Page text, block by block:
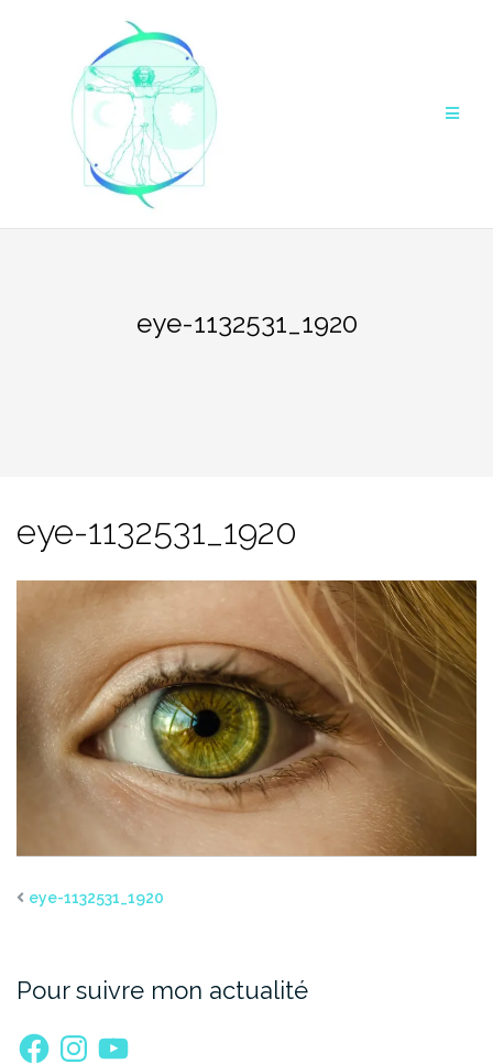
eye-1132531_1920
eye-1132531_1920
eye-1132531_1920
Pour suivre mon actualité
FacebookInstagramYouTube